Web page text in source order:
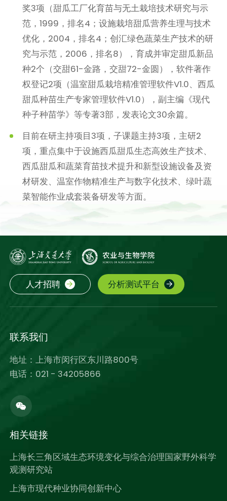
奖3项（甜瓜工厂化育苗与无土栽培技术研究与示
范，1999，排名4；设施栽培甜瓜营养生理与技术
优化，2004，排名4；创汇绿色蔬菜生产技术的研
究与示范，2006，排名8），育成并审定甜瓜新品
种2个（交甜61-金路，交甜72-金圆），软件著作
权登记2项（温室甜瓜栽培精准管理软件V1.0、西瓜
甜瓜种苗生产专家管理软件V1.0），副主编《现代
种子种苗学》等专著3部，发表论文30余篇。
目前在研主持项目3项，子课题主持3项，主研2
项，重点集中于设施西瓜甜瓜生态高效生产技术、
西瓜甜瓜和蔬菜育苗技术提升和新型设施设备及资
材研发、温室作物精准生产与数字化技术、绿叶蔬
菜智能作业成套装备研发等方面。
人才招聘 分析测试平台
联系我们
地址：上海市闵行区东川路800号
电话：021 - 34205866
相关链接
上海长三角区域生态环境变化与综合治理国家野外科学
观测研究站
上海市现代种业协同创新中心